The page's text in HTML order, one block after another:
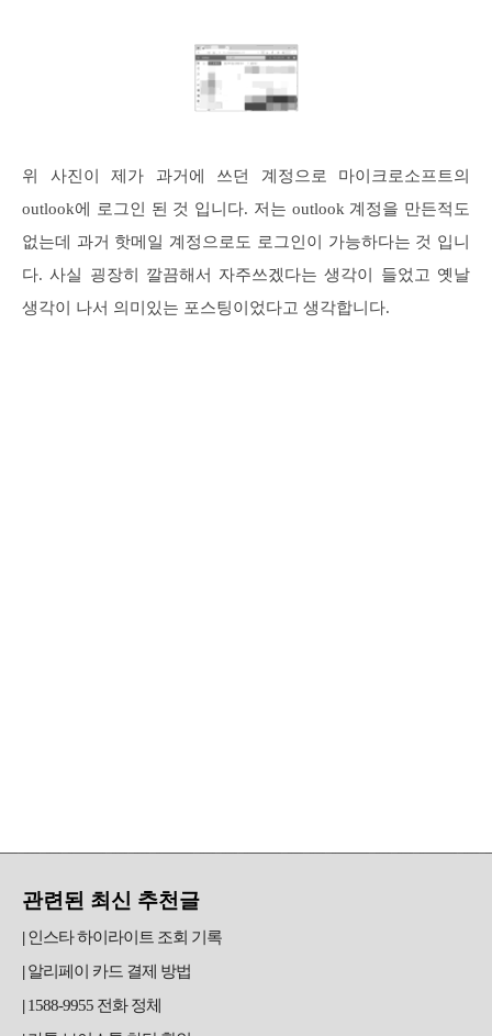
위 사진이 제가 과거에 쓰던 계정으로 마이크로소프트의
outlook에 로그인 된 것 입니다. 저는 outlook 계정을 만든적도
없는데 과거 핫메일 계정으로도 로그인이 가능하다는 것 입니
다. 사실 굉장히 깔끔해서 자주쓰겠다는 생각이 들었고 옛날
생각이 나서 의미있는 포스팅이었다고 생각합니다.
관련된 최신 추천글
인스타 하이라이트 조회 기록
알리페이 카드 결제 방법
1588-9955 전화 정체